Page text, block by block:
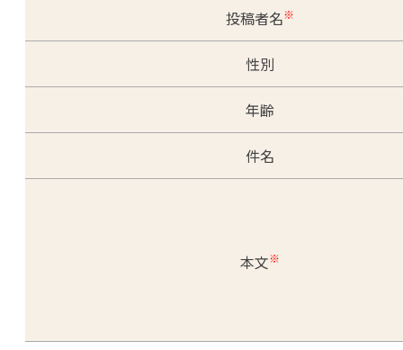
投稿者名※
性別
年齢
件名
本文※